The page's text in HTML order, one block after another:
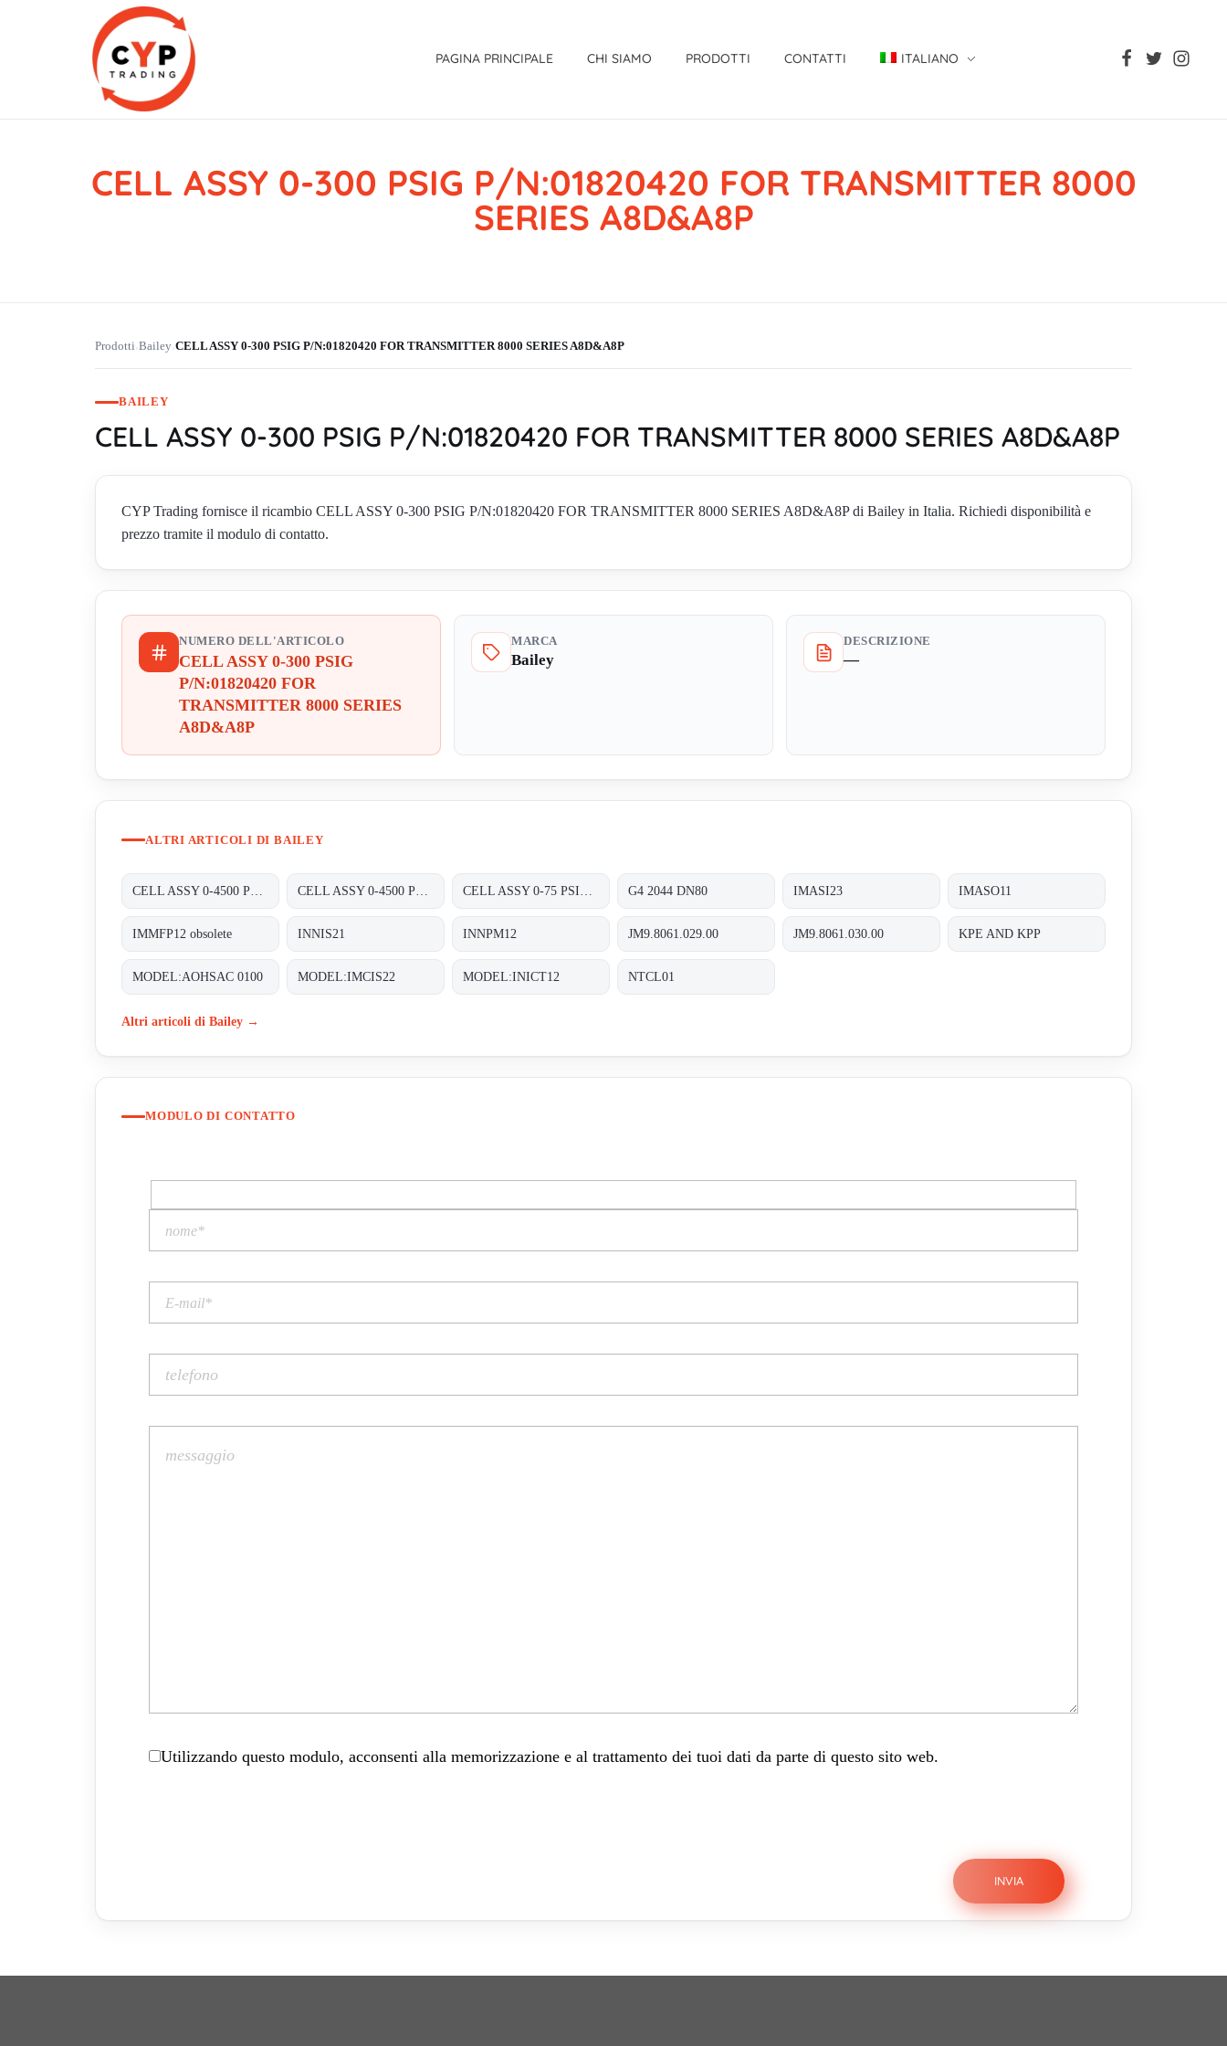
CYP Trading
Professionelle Ersatzteilbeschaffung
PAGINA PRINCIPALE CHI SIAMO PRODOTTI CONTATTI ITALIANO
CELL ASSY 0-300 PSIG P/N:01820420 FOR TRANSMITTER 8000
SERIES A8D&A8P
Prodotti›Bailey›CELL ASSY 0-300 PSIG P/N:01820420 FOR TRANSMITTER 8000 SERIES A8D&A8P
BAILEY
CELL ASSY 0-300 PSIG P/N:01820420 FOR TRANSMITTER 8000 SERIES A8D&A8P
CYP Trading fornisce il ricambio CELL ASSY 0-300 PSIG P/N:01820420 FOR TRANSMITTER 8000 SERIES A8D&A8P di Bailey in Italia. Richiedi disponibilità e
prezzo tramite il modulo di contatto.
NUMERO DELL'ARTICOLO
CELL ASSY 0-300 PSIG
P/N:01820420 FOR
TRANSMITTER 8000 SERIES
A8D&A8P
MARCA
Bailey
DESCRIZIONE
—
ALTRI ARTICOLI DI BAILEY
G4 2044 DN80 IMASI23 IMASO11
IMMFP12 obsolete INNIS21 INNPM12 JM9.8061.029.00 JM9.8061.030.00 KPE AND KPP
MODEL:AOHSAC 0100 MODEL:IMCIS22 MODEL:INICT12 NTCL01
Altri articoli di Bailey →
MODULO DI CONTATTO
Utilizzando questo modulo, acconsenti alla memorizzazione e al trattamento dei tuoi dati da parte di questo sito web.